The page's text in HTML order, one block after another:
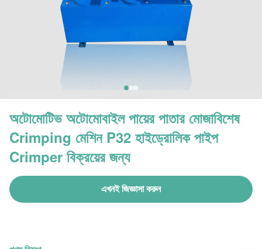
অটোমোটিভ অটোমোবাইল পায়ের পাতার মোজাবিশেষ
Crimping মেশিন P32 হাইড্রোলিক পাইপ
Crimper বিক্রয়ের জন্য
এখনই জিজ্ঞাসা করুন